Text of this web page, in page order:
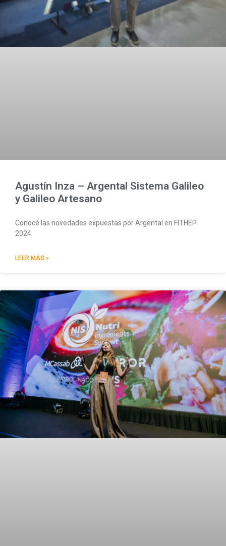
Agustín Inza – Argental Sistema Galileo
y Galileo Artesano
Conocé las novedades expuestas por Argental en FITHEP
2024.
LEER MÁS »